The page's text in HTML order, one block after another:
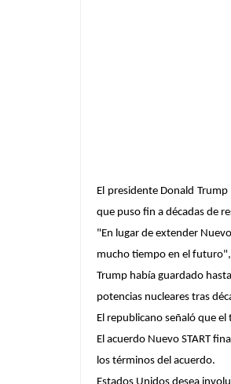
El presidente Donald
que puso fin a décadas de
"En lugar de extender
mucho tiempo en el
Trump había guardado
potencias nucleares tras
El republicano señaló que
El acuerdo Nuevo START
los términos del acuerdo.